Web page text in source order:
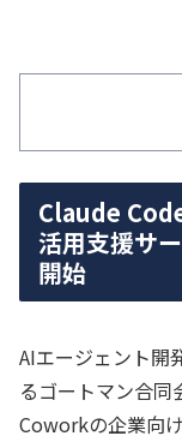
Claude
活用支援サ
開始
AIエージェント開
るゴートマン合
Coworkの企業向